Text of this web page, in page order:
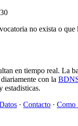
no exista o que
en tiempo real. La
con la
estadisticas.
· Contacto · Como